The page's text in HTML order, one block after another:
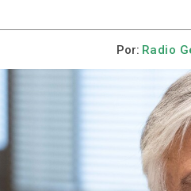
Por: Radio